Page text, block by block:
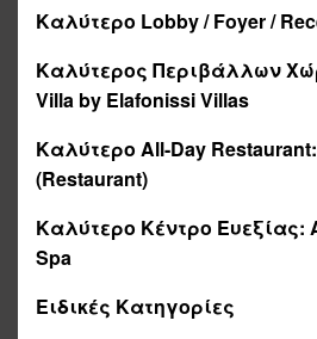
Καλύτερο Lobby / Foyer /
Καλύτερος Περιβάλλων
Villa by Elafonissi Villas
Καλύτερο All-Day Restaurant:
(Restaurant)
Καλύτερο Κέντρο Ευεξίας:
Spa
Ειδικές Κατηγορίες